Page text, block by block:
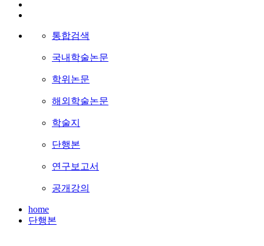
통합검색
국내학술논문
학위논문
해외학술논문
학술지
단행본
연구보고서
공개강의
home
단행본